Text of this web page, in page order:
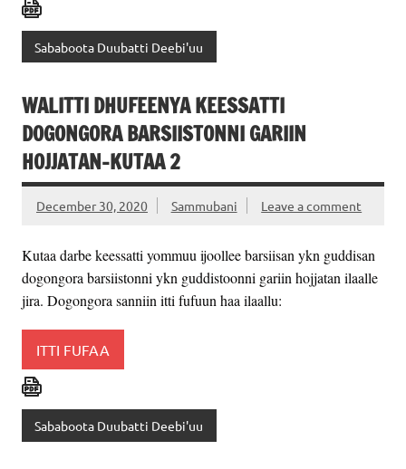
Sababoota Duubatti Deebi'uu
WALITTI DHUFEENYA KEESSATTI
DOGONGORA BARSIISTONNI GARIIN
HOJJATAN-KUTAA 2
December 30, 2020 Sammubani Leave a comment
Kutaa darbe keessatti yommuu ijoollee barsiisan ykn guddisan
dogongora barsiistonni ykn guddistoonni gariin hojjatan ilaalle
jira. Dogongora sanniin itti fufuun haa ilaallu:
ITTI FUFAA
Sababoota Duubatti Deebi'uu